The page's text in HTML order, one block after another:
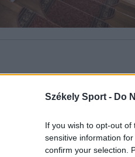
Székely Sport - Do
If you wish to opt-out
sensitive information
confirm your selection.
Korábbi